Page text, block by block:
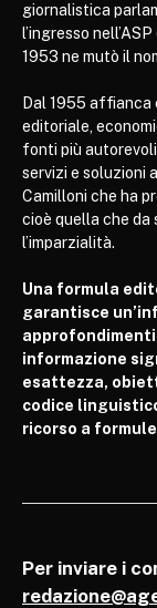
giornalistica
l’ingresso
1953 ne mutò il
Dal 1955 affianca
editoriale,
fonti più autorevoli
servizi e soluzioni
Camilloni che ha
cioè quella che da
l’imparzialità.
Una formula
garantisce
informazione
esattezza,
codice
ricorso a
Per inviare i